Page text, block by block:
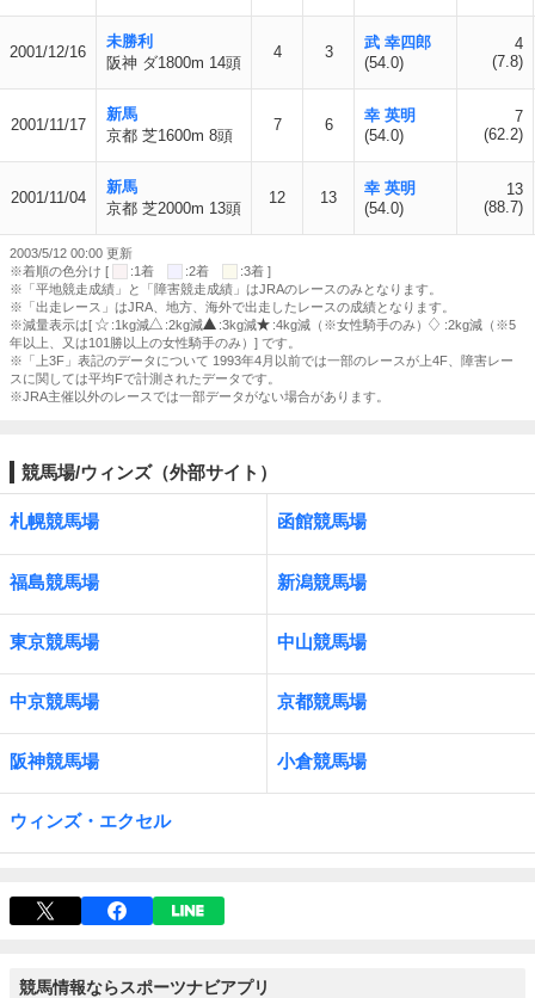
2001/12/16
未勝利
阪神 ダ1800m 14頭
4 3
武 幸四郎
(54.0)
4
(7.8)
2001/11/17
新馬
京都 芝1600m 8頭
7 6
幸 英明
(54.0)
7
(62.2)
2001/11/04
新馬
京都 芝2000m 13頭
12 13
幸 英明
(54.0)
13
(88.7)
2003/5/12 00:00 更新
※着順の色分け [
:1着 :2着
:3着 ]
※「平地競走成績」と「障害競走成績」はJRAのレースのみとなります。
※「出走レース」はJRA、地方、海外で出走したレースの成績となります。
※減量表示は[
:1kg減 :2kg減 :3kg減 :4kg減（※女性騎手のみ）
:2kg減（※5
年以上、又は101勝以上の女性騎手のみ）] です。
※「上3F」表記のデータについて 1993年4月以前では一部のレースが上4F、障害レー
スに関しては平均Fで計測されたデータです。
※JRA主催以外のレースでは一部データがない場合があります。
競馬場/ウィンズ（外部サイト）
札幌競馬場 函館競馬場
福島競馬場 新潟競馬場
東京競馬場 中山競馬場
中京競馬場 京都競馬場
阪神競馬場 小倉競馬場
ウィンズ・エクセル
競馬情報ならスポーツナビアプリ